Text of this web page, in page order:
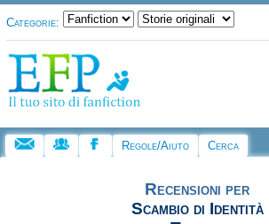
Categorie:
Regole/Aiuto Cerca
Recensioni per
Scambio di Identità